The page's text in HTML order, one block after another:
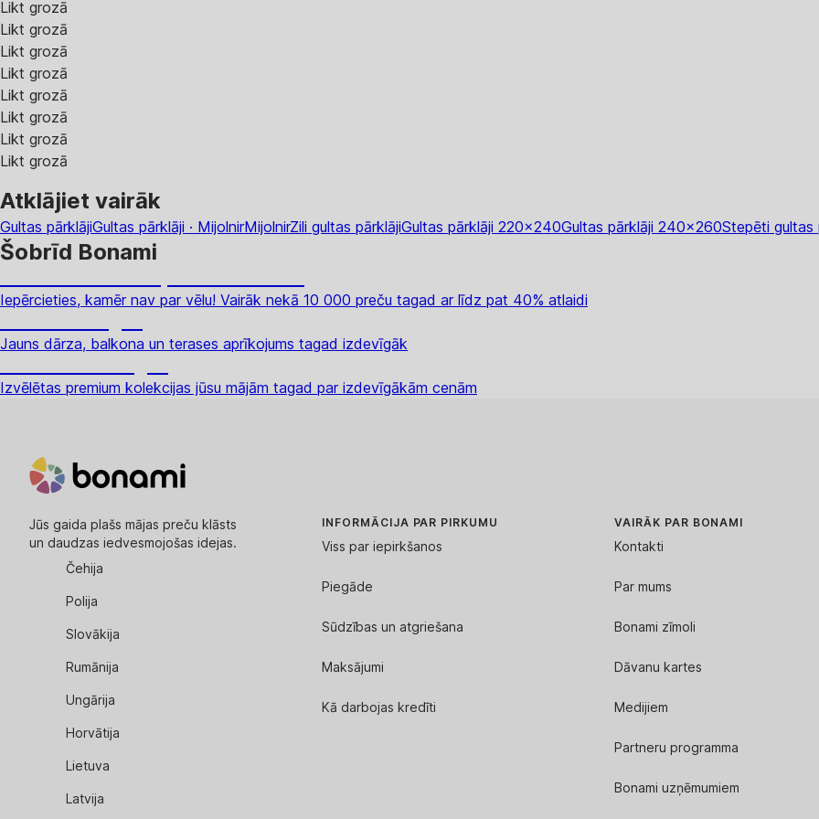
Likt grozā
Likt grozā
Likt grozā
Likt grozā
Likt grozā
Likt grozā
Likt grozā
Likt grozā
Atklājiet vairāk
Gultas pārklājiGultas pārklāji · MijolnirMijolnirZili gultas pārklājiGultas pārklāji 220x240Gultas pārklāji 240x260Stepēti gultas
Šobrīd Bonami
Iepērcieties, kamēr nav par vēlu! Vairāk nekā 10 000 preču tagad ar līdz pat 40% atlaidi
Jauns dārza, balkona un terases aprīkojums tagad izdevīgāk
Izvēlētas premium kolekcijas jūsu mājām tagad par izdevīgākām cenām
Jūs gaida plašs mājas preču klāsts
un daudzas iedvesmojošas idejas.
Čehija
Polija
Slovākija
Rumānija
Ungārija
Horvātija
Lietuva
Latvija
INFORMĀCIJA PAR PIRKUMU
Viss par iepirkšanos
Piegāde
Sūdzības un atgriešana
Maksājumi
Kā darbojas kredīti
VAIRĀK PAR BONAMI
Kontakti
Par mums
Bonami zīmoli
Dāvanu kartes
Medijiem
Partneru programma
Bonami uzņēmumiem